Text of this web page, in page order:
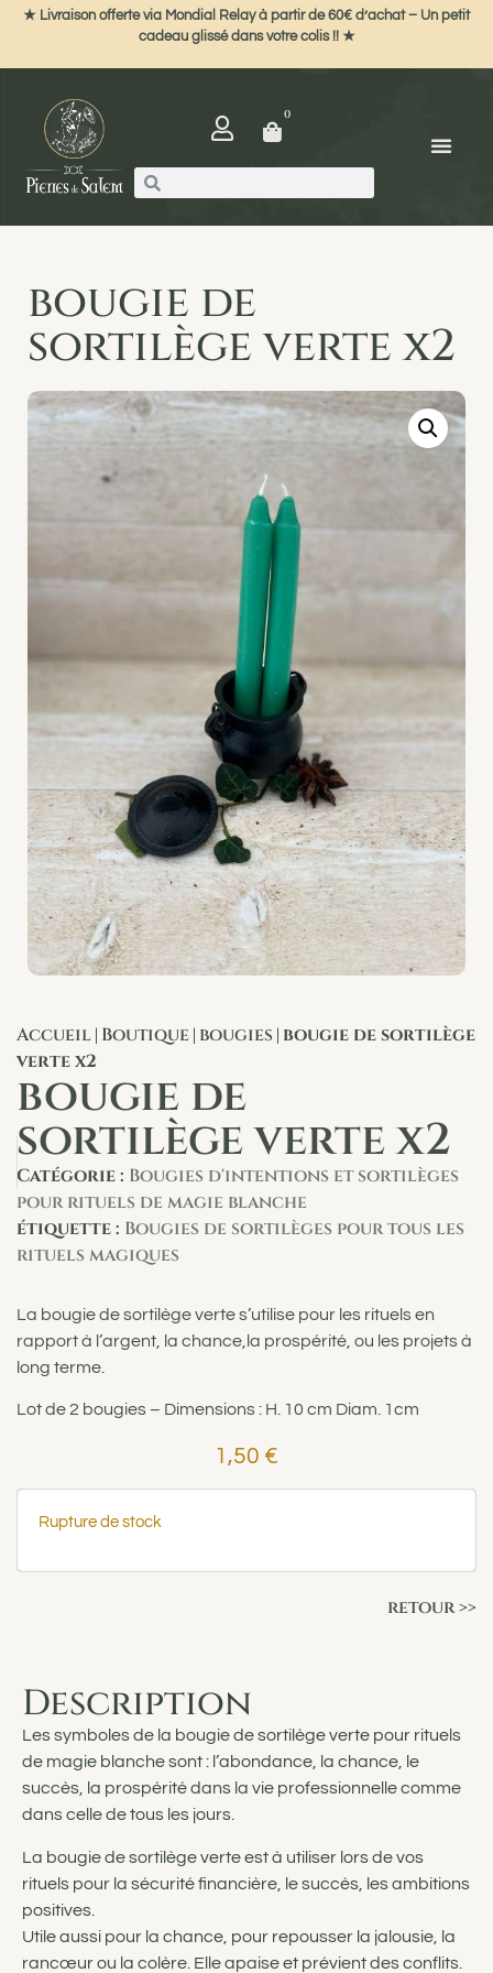
★ Livraison offerte via Mondial Relay à partir de 60€ d’achat – Un petit
cadeau glissé dans votre colis !! ★
0
bougie de
sortilège verte x2
Accueil Boutique bougies bougie de sortilège
verte x2
bougie de
sortilège verte x2
Catégorie : Bougies d'intentions et sortilèges
pour rituels de magie blanche
étiquette : Bougies de sortilèges pour tous les
rituels magiques
La bougie de sortilège verte s’utilise pour les rituels en
rapport à l’argent, la chance,la prospérité, ou les projets à
long terme.
Lot de 2 bougies – Dimensions : H. 10 cm Diam. 1cm
1,50 €
Rupture de stock
retour >>
Description
Les symboles de la bougie de sortilège verte pour rituels
de magie blanche sont : l’abondance, la chance, le
succès, la prospérité dans la vie professionnelle comme
dans celle de tous les jours.
La bougie de sortilège verte est à utiliser lors de vos
rituels pour la sécurité financière, le succès, les ambitions
positives.
Utile aussi pour la chance, pour repousser la jalousie, la
rancœur ou la colère. Elle apaise et prévient des conflits.